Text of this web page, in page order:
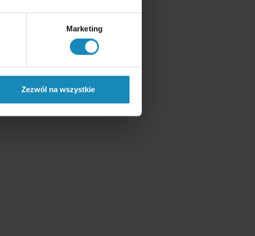
Marketing
Zezwól na wszystkie